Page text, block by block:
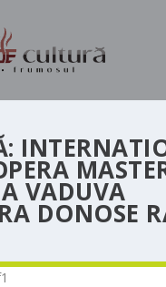
VADUVA
DONOSE